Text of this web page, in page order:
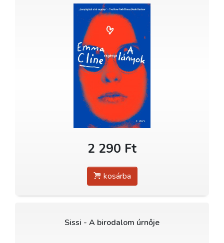
2 290 Ft
kosárba
Sissi - A birodalom úrnője